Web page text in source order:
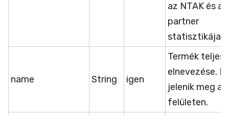
az NTAK és a
partner
statisztikája.
name String igen
Termék teljes
elnevezése.
jelenik meg a
felületen.